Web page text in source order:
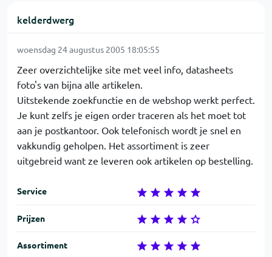
kelderdwerg
woensdag 24 augustus 2005 18:05:55
Zeer overzichtelijke site met veel info, datasheets
foto's van bijna alle artikelen.
Uitstekende zoekfunctie en de webshop werkt perfect.
Je kunt zelfs je eigen order traceren als het moet tot
aan je postkantoor. Ook telefonisch wordt je snel en
vakkundig geholpen. Het assortiment is zeer
uitgebreid want ze leveren ook artikelen op bestelling.
Service
Prijzen
Assortiment